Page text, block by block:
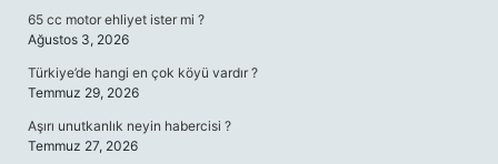
65 cc motor ehliyet ister mi ?
Ağustos 3, 2026
Türkiye’de hangi en çok köyü vardır ?
Temmuz 29, 2026
Aşırı unutkanlık neyin habercisi ?
Temmuz 27, 2026